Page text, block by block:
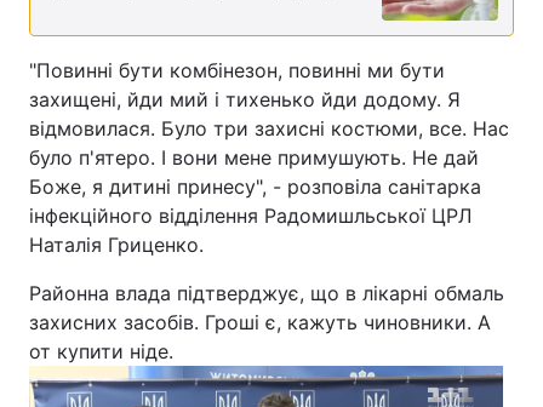
"Повинні бути комбінезон, повинні ми бути
захищені, йди мий і тихенько йди додому. Я
відмовилася. Було три захисні костюми, все. Нас
було п'ятеро. І вони мене примушують. Не дай
Боже, я дитині принесу", - розповіла санітарка
інфекційного відділення Радомишльської ЦРЛ
Наталія Гриценко.
Районна влада підтверджує, що в лікарні обмаль
захисних засобів. Гроші є, кажуть чиновники. А
от купити ніде.